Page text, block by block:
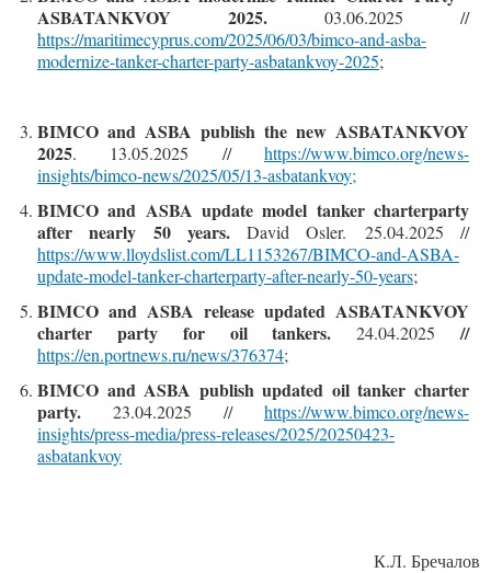
ASBATANKVOY 2025. 03.06.2025 //
https://maritimecyprus.com/2025/06/03/bimco-and-asba-
modernize-tanker-charter-party-asbatankvoy-2025;
BIMCO and ASBA publish the new ASBATANKVOY
2025. 13.05.2025 // https://www.bimco.org/news-
insights/bimco-news/2025/05/13-asbatankvoy;
BIMCO and ASBA update model tanker charterparty
after nearly 50 years.David Osler.
25.04.2025 //
https://www.lloydslist.com/LL1153267/BIMCO-and-ASBA-
update-model-tanker-charterparty-after-nearly-50-years;
BIMCO and ASBA release updated ASBATANKVOY
charter party for oil tankers.24.04.2025 //
https://en.portnews.ru/news/376374;
BIMCO and ASBA publish updated oil tanker charter
party. 23.04.2025 // https://www.bimco.org/news-
insights/press-media/press-releases/2025/20250423-
asbatankvoy
К.Л. Бречалов